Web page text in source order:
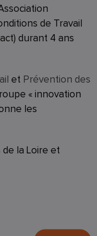
de Travail
durant 4 ans
et Prévention des
« innovation
les
de la Loire et